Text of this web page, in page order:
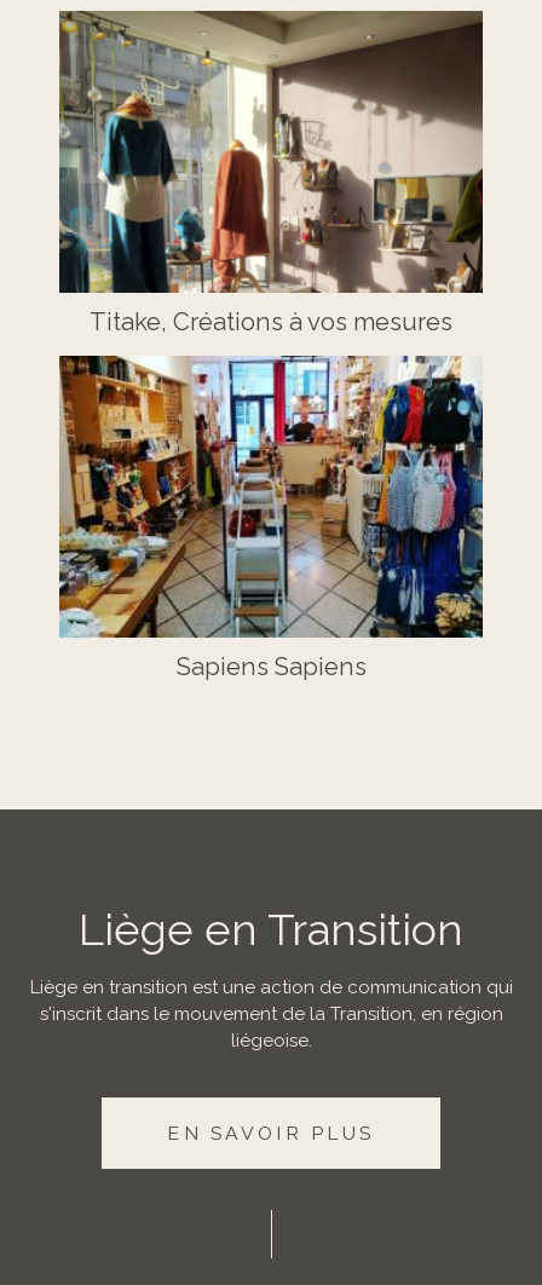
Titake, Créations à vos mesures
Sapiens Sapiens
Liège en Transition
Liège en transition est une action de communication qui
s'inscrit dans le mouvement de la Transition, en région
liégeoise.
EN SAVOIR PLUS